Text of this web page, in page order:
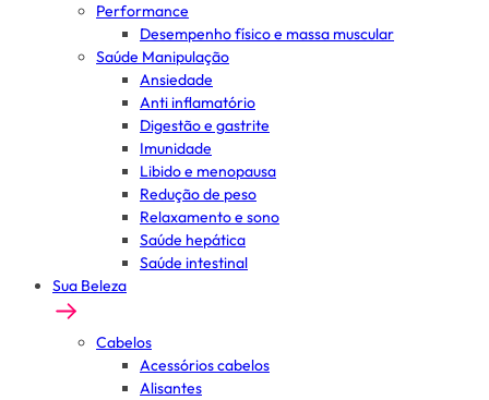
Performance
Desempenho físico e massa muscular
Saúde Manipulação
Ansiedade
Anti inflamatório
Digestão e gastrite
Imunidade
Libido e menopausa
Redução de peso
Relaxamento e sono
Saúde hepática
Saúde intestinal
Sua Beleza
Cabelos
Acessórios cabelos
Alisantes